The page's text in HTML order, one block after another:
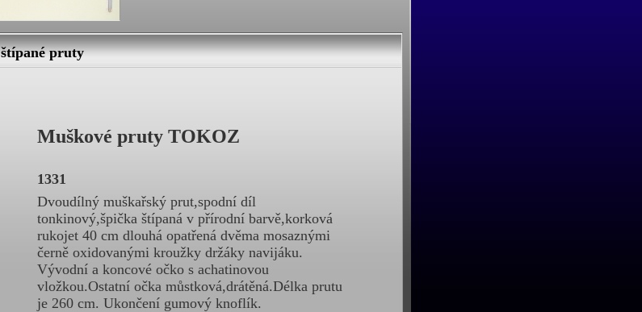
štípané pruty
Muškové pruty TOKOZ
1331
Dvoudílný muškařský prut,spodní díl
tonkinový,špička štípaná v přírodní barvě,korková
rukojet 40 cm dlouhá opatřená dvěma mosaznými
černě oxidovanými kroužky držáky navijáku.
Vývodní a koncové očko s achatinovou
vložkou.Ostatní očka můstková,drátěná.Délka prutu
je 260 cm. Ukončení gumový knoflík.